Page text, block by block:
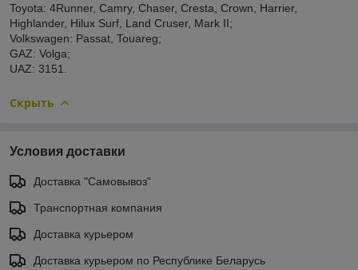
Toyota: 4Runner, Camry, Chaser, Cresta, Crown, Harrier,
Highlander, Hilux Surf, Land Cruser, Mark II;
Volkswagen: Passat, Touareg;
GAZ: Volga;
UAZ: 3151.
Скрыть
Условия доставки
Доставка "Самовывоз"
Транспортная компания
Доставка курьером
Доставка курьером по Республике Беларусь